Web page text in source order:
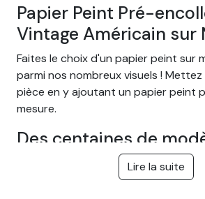
Papier Peint Pré-
Vintage Américain sur
Faites le choix d'un papier peint sur
parmi nos nombreux visuels !
pièce en y ajoutant un papier peint
mesure.
Des centaines de
Choisissez parmi notre large gamme
Lire la suite